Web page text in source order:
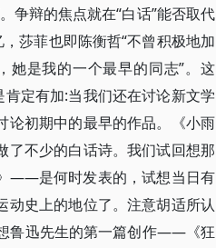
争辩的焦点就在“白话”能否取代
莎菲也即陈衡哲“不曾积极地加
她是我的一个最早的同志”。这
定有加:当我们还在讨论新文学
论初期中的最早的作品。《小雨
了不少的白话诗。我们试回想那
——是何时发表的，试想当日有
动史上的地位了。注意胡适所认
鲁迅先生的第一篇创作——《狂